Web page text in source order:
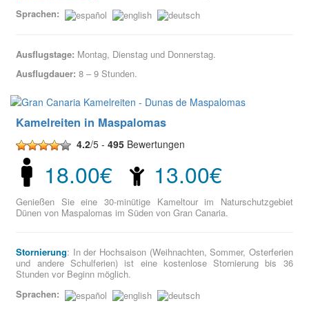
Sprachen:
Ausflugstage: Montag, Dienstag und Donnerstag.
Ausflugdauer: 8 – 9 Stunden.
Kamelreiten in Maspalomas
4.2/5 -495 Bewertungen
18.00€ 13.00€
Genießen Sie eine 30-minütige Kameltour im Naturschutzgebiet
Dünen von Maspalomas im Süden von Gran Canaria.
Stornierung: In der Hochsaison (Weihnachten, Sommer, Osterferien
und andere Schulferien) ist eine kostenlose Stornierung bis 36
Stunden vor Beginn möglich.
Sprachen: